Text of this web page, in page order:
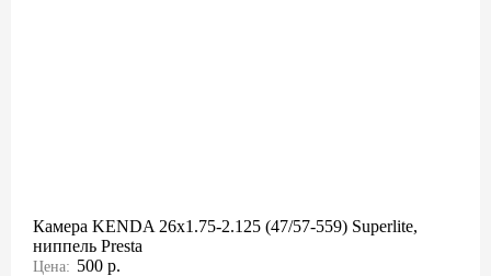
Камера KENDA 26x1.75-2.125 (47/57-559) Superlite,
ниппель Presta
Цена: 500 р.